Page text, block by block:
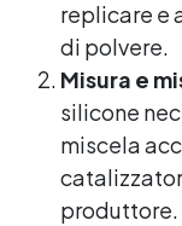
Resine
replicare e
di polvere.
Misura e
silicone
miscela
produttore.